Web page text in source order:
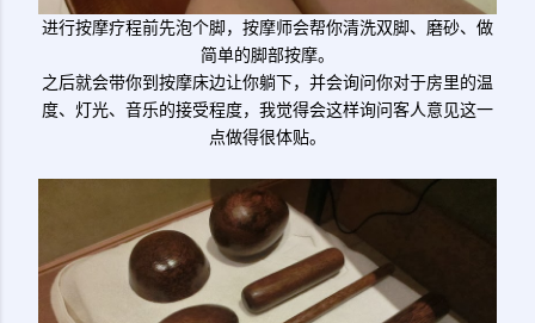
进行按摩疗程前先泡个脚，按摩师会帮你清洗双脚、磨砂、做
简单的脚部按摩。
之后就会带你到按摩床边让你躺下，并会询问你对于房里的温
度、灯光、音乐的接受程度，我觉得会这样询问客人意见这一
点做得很体贴。